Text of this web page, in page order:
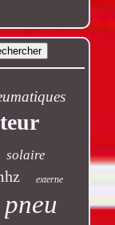
solaire
externe
pneu